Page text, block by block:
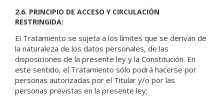
2.6. PRINCIPIO DE ACCESO Y CIRCULACIÓN
RESTRINGIDA:
El Tratamiento se sujeta a los límites que se derivan de
la naturaleza de los datos personales, de las
disposiciones de la presente ley y la Constitución. En
este sentido, el Tratamiento sólo podrá hacerse por
personas autorizadas por el Titular y/o por las
personas previstas en la presente ley;